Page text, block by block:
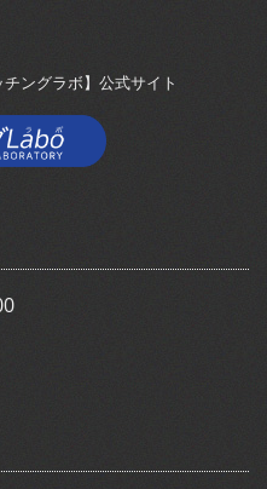
ングラボ】公式サイト